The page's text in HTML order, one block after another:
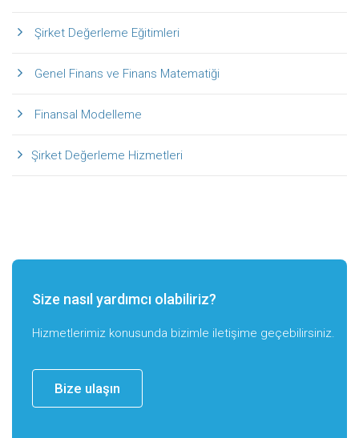
Şirket Değerleme Eğitimleri
Genel Finans ve Finans Matematiği
Finansal Modelleme
Şirket Değerleme Hizmetleri
Size nasıl yardımcı olabiliriz?
Hizmetlerimiz konusunda bizimle iletişime geçebilirsiniz.
Bize ulaşın